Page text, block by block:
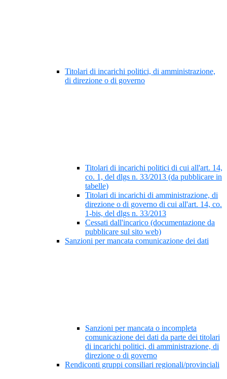
Titolari di incarichi politici, di amministrazione,
di direzione o di governo
Titolari di incarichi politici di cui all'art. 14,
co. 1, del dlgs n. 33/2013 (da pubblicare in
tabelle)
Titolari di incarichi di amministrazione, di
direzione o di governo di cui all'art. 14, co.
1-bis, del dlgs n. 33/2013
Cessati dall'incarico (documentazione da
pubblicare sul sito web)
Sanzioni per mancata comunicazione dei dati
Sanzioni per mancata o incompleta
comunicazione dei dati da parte dei titolari
di incarichi politici, di amministrazione, di
direzione o di governo
Rendiconti gruppi consiliari regionali/provinciali